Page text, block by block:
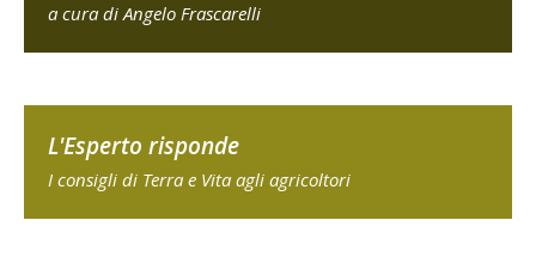
a cura di Angelo Frascarelli
L'Esperto risponde
I consigli di Terra e Vita agli agricoltori